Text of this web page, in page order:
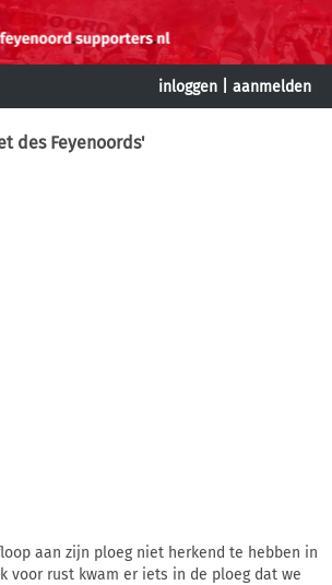
inloggen aanmelden
des Feyenoords'
aan zijn ploeg niet herkend te hebben in
voor rust kwam er iets in de ploeg dat we